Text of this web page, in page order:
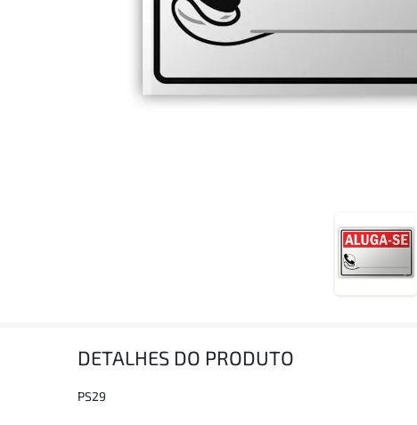
DETALHES DO PRODUTO
PS29